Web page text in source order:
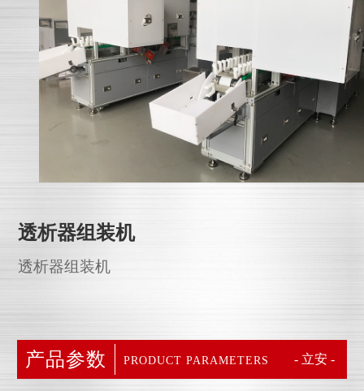
透析器组装机
透析器组装机
产品参数 PRODUCT PARAMETERS - 立安 -